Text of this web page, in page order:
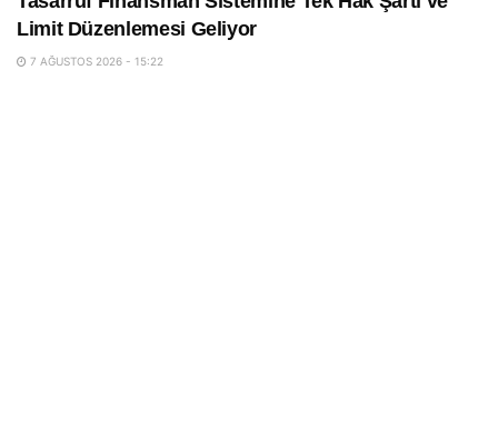
Limit Düzenlemesi Geliyor
7 AĞUSTOS 2026 - 15:22